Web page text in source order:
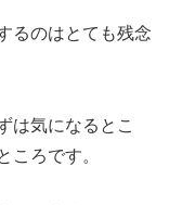
るのはとても残念
は気になるとこ
ころです。